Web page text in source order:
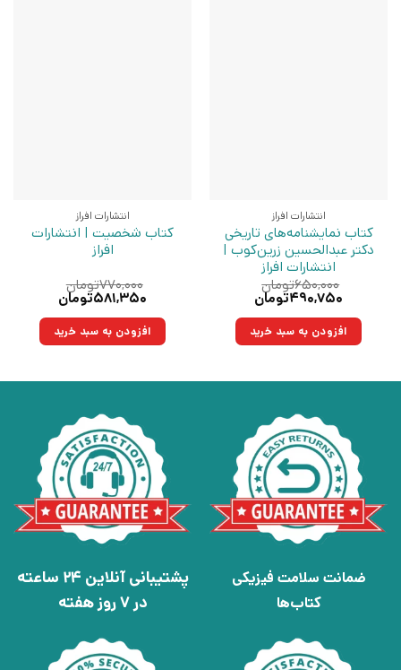
انتشارات افراز
کتاب نمایشنامه‌های تاریخی
دکتر عبدالحسین زرین‌کوب |
انتشارات افراز
۶۵۰,۰۰۰تومان
قیمت
۶۵۰,۰۰۰تومان
بود.
۴۹۰,۷۵۰تومان
۴۹۰,۷۵۰تومان.افزودن به سبد خرید
انتشارات افراز
کتاب شخصیت | انتشارات
افراز
۷۷۰,۰۰۰تومان
قیمت
۷۷۰,۰۰۰تومان
بود.
۵۸۱,۳۵۰تومان
۵۸۱,۳۵۰تومان.افزودن به سبد خرید
ضمانت سلامت فیزیکی
کتاب‌ها
پشتیبانی آنلاین 24 ساعته
در 7 روز هفته